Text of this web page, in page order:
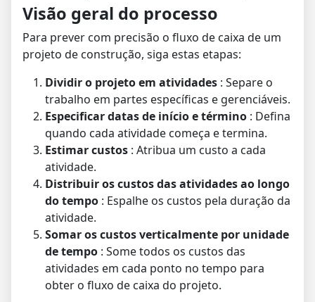
Visão geral do processo
Para prever com precisão o fluxo de caixa de um
projeto de construção, siga estas etapas:
Dividir o projeto em atividades : Separe o
trabalho em partes específicas e gerenciáveis.
Especificar datas de início e término : Defina
quando cada atividade começa e termina.
Estimar custos : Atribua um custo a cada
atividade.
Distribuir os custos das atividades ao longo
do tempo : Espalhe os custos pela duração da
atividade.
Somar os custos verticalmente por unidade
de tempo : Some todos os custos das
atividades em cada ponto no tempo para
obter o fluxo de caixa do projeto.